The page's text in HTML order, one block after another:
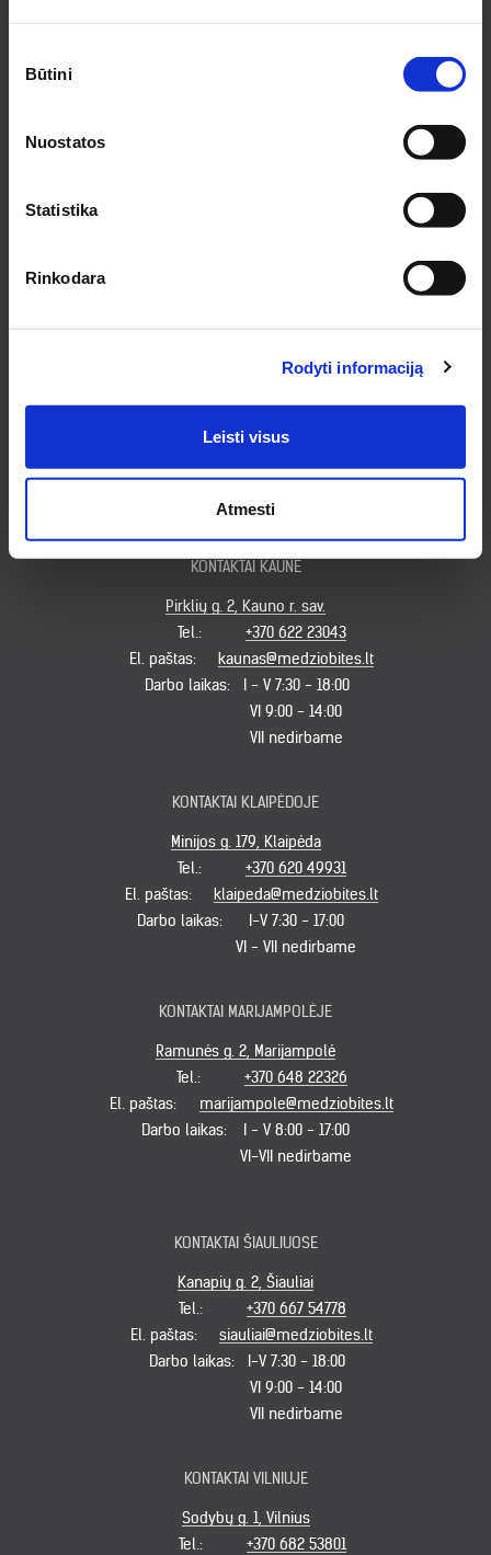
pasirinkimas
Būtini
Nuostatos
Statistika
Rinkodara
Rodyti informaciją
Leisti visus
Atmesti
INFORMACIJA PIRKĖJAMS
Apie medziobites.lt
Garantijos ir grąžinimas
Privatumo politika
Pirkimo taisyklės
Noriu gauti naujienlaiškį
KONTAKTAI KAUNE
Pirklių g. 2, Kauno r. sav.
Tel.:
+370 622 23043
El. paštas:
kaunas@medziobites.lt
Darbo laikas:
I - V 7:30 - 18:00
VI 9:00 - 14:00
VII nedirbame
KONTAKTAI KLAIPĖDOJE
Minijos g. 179, Klaipėda
Tel.:
+370 620 49931
El. paštas:
klaipeda@medziobites.lt
Darbo laikas:
I-V 7:30 - 17:00
VI - VII nedirbame
KONTAKTAI MARIJAMPOLĖJE
Ramunės g. 2, Marijampolė
Tel.:
+370 648 22326
El. paštas:
marijampole@medziobites.lt
Darbo laikas:
I - V 8:00 - 17:00
VI-VII nedirbame
KONTAKTAI ŠIAULIUOSE
Kanapių g. 2, Šiauliai
Tel.:
+370 667 54778
El. paštas:
siauliai@medziobites.lt
Darbo laikas:
I-V 7:30 - 18:00
VI 9:00 - 14:00
VII nedirbame
KONTAKTAI VILNIUJE
Sodybų g. 1, Vilnius
Tel.:
+370 682 53801